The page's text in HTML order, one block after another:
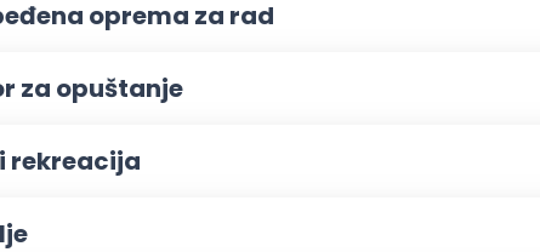
oprema za rad
za opuštanje
rekreacija